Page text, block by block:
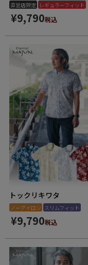
直営店限定 レギュラーフィット
¥9,790税込
トックリキワタ
ノーアイロン スリムフィット
¥9,790税込